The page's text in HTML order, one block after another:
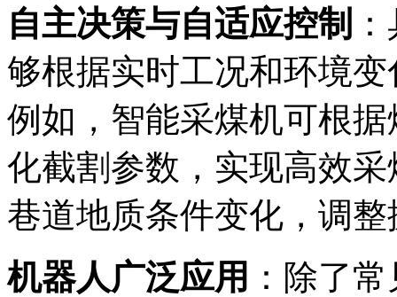
自主决策与自适应控制
够根据实时工况和环境
例如，智能采煤机可根
化截割参数，实现高效
巷道地质条件变化，调
机器人广泛应用 ：除了